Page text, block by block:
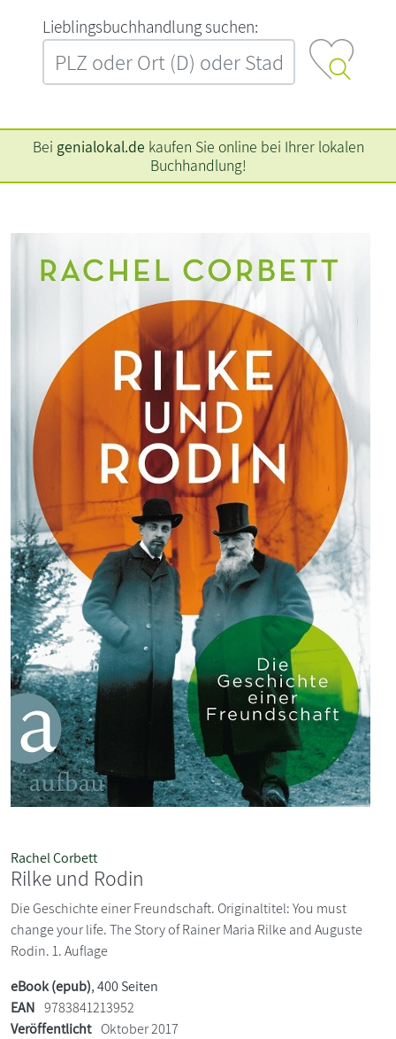
L‍i‍e‍b‍l‍i‍n‍g‍s‍b‍u‍c‍h‍h‍a‍n‍d‍l‍u‍n‍g‍ ‍s‍u‍c‍h‍e‍n‍:‍
Bei genialokal.de kaufen Sie online bei Ihrer lokalen
Buchhandlung!
Rachel Corbett
Rilke und Rodin
Die Geschichte einer Freundschaft. Originaltitel: You must
change your life. The Story of Rainer Maria Rilke and Auguste
Rodin. 1. Auflage
eBook (epub), 400 Seiten
EAN 9783841213952
Veröffentlicht Oktober 2017